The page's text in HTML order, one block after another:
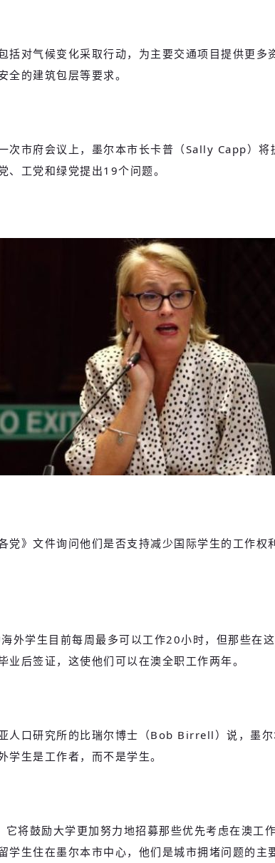
括对气候变化采取行动，为主要交通项目提供更多
全的建筑包层等要求。
次市府会议上，墨尔本市长卡普（Sally Capp）将
、工党和绿党提出19个问题。
党》文件询问他们是否支持减少国际学生的工作权
外学生目前每周最多可以工作20小时，但那些在
业后签证，这使他们可以在澳全职工作两年。
人口研究所的比瑞尔博士（Bob Birrell）说，墨尔
学生是工作者，而不是学生。
它将鼓励大学更加努力地招募那些优先考虑在澳工
学生住在墨尔本市中心，他们是城市拥堵问题的主